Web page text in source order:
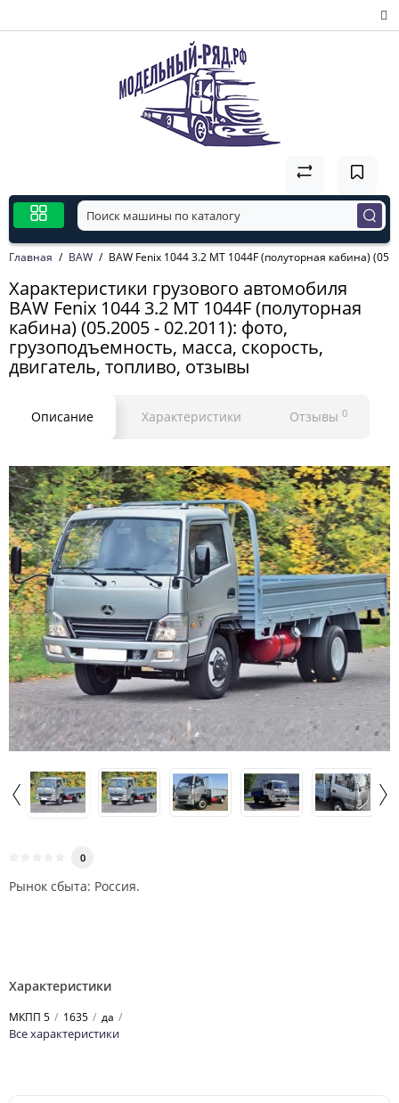
Главная BAW BAW Fenix 1044 3.2 MT 1044F (полуторная кабина)
Характеристики грузового автомобиля
BAW Fenix 1044 3.2 MT 1044F (полуторная
кабина) (05.2005 - 02.2011): фото,
грузоподъемность, масса, скорость,
двигатель, топливо, отзывы
Описание Характеристики Отзывы 0
0
Рынок сбыта: Россия.
Характеристики
МКПП 5 1635 да
Все характеристики